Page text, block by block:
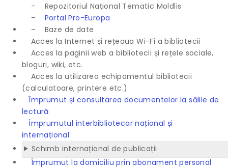
– Repozitoriul Național Tematic Moldlis
– Portal Pro-Europa
– Baze de date
Acces la Internet și rețeaua Wi-Fi a bibliotecii
Acces la paginii web a bibliotecii și rețele sociale,
bloguri, wiki, etc.
Acces la utilizarea echipamentul bibliotecii
(calculatoare, printere etc.)
Împrumut și consultarea documentelor la sălile de
lectură
Împrumutul interbibliotecar național și
internațional
Schimb internațional de publicații
Împrumut la domiciliu prin abonament personal